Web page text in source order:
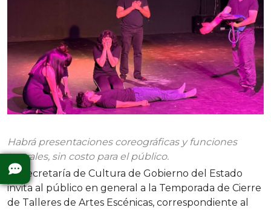
Habrá presentaciones coreográficas y funciones
teatrales, sin costo para el público.
La Secretaría de Cultura de Gobierno del Estado
invita al público en general a la Temporada de Cierre
de Talleres de Artes Escénicas, correspondiente al